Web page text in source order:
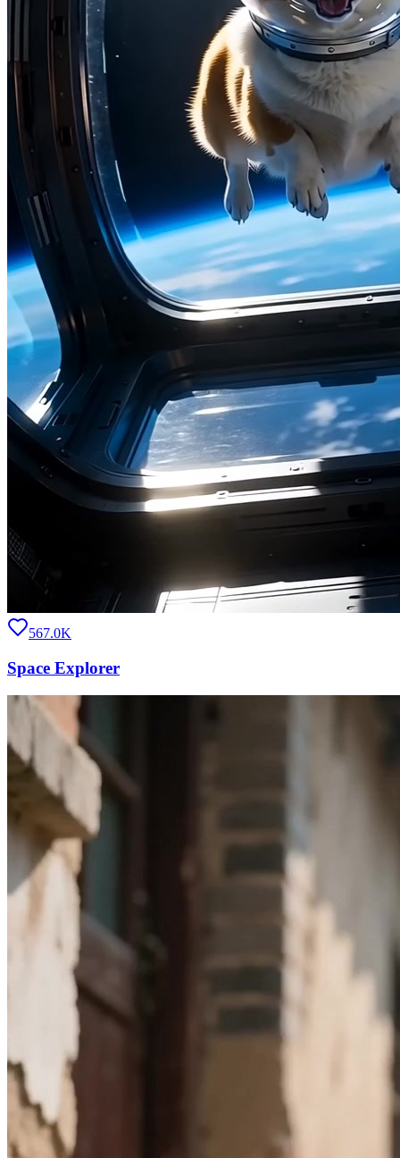
567.0K
Space Explorer